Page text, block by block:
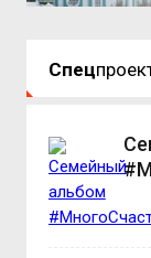
Спец